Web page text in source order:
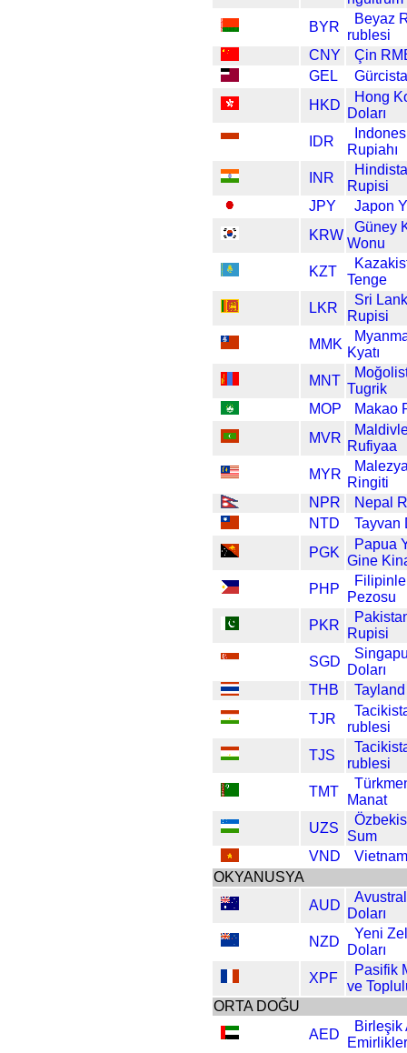
BYR
Beyaz
rublesi
CNY
Çin
GEL
HKD
Hong
Doları
IDR
Rupiahı
INR
Rupisi
JPY
Japon
KRW
Güney
Wonu
KZT
Tenge
LKR
Sri
Rupisi
MMK
Kyatı
MNT
Tugrik
MOP
Makao
MVR
Rufiyaa
MYR
Ringiti
NPR
Nepal
NTD
Tayvan
PGK
Papua
Gine
PHP
Pezosu
PKR
Rupisi
SGD
Doları
THB
Tayland
TJR
rublesi
TJS
rublesi
TMT
Manat
UZS
Sum
VND
OKYANUSYA
AUD
Doları
NZD
Yeni
Doları
XPF
Pasifik
ve
ORTA DOĞU
AED
Birleşik